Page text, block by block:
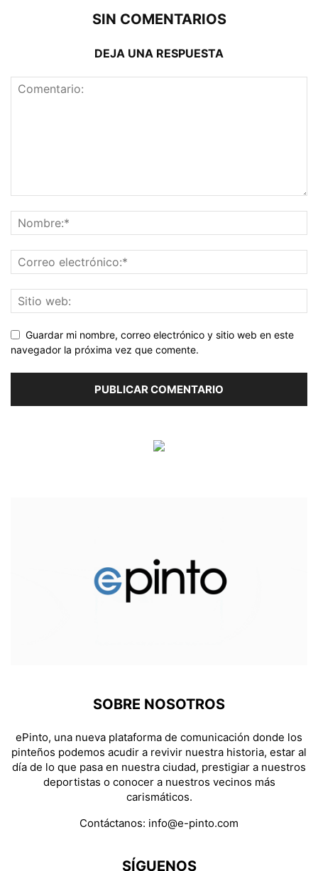
SIN COMENTARIOS
DEJA UNA RESPUESTA
Guardar mi nombre, correo electrónico y sitio web en este
navegador la próxima vez que comente.
SOBRE NOSOTROS
ePinto, una nueva plataforma de comunicación donde los
pinteños podemos acudir a revivir nuestra historia, estar al
día de lo que pasa en nuestra ciudad, prestigiar a nuestros
deportistas o conocer a nuestros vecinos más
carismáticos.
Contáctanos: info@e-pinto.com
SÍGUENOS